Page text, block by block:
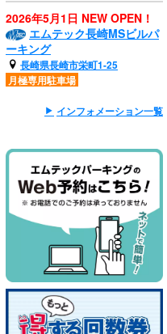
2026年5月1日 NEW OPEN！
エムテック長崎MSビルパ
ーキング
長崎県長崎市栄町1-25
月極専用駐車場
インフォメーション一覧